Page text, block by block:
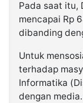
Pada saat itu,
mencapai Rp
dibanding
Untuk
terhadap
Informatika
dengan media.